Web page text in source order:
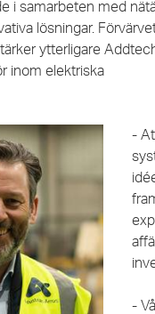
i samarbeten med
lösningar.
ytterligare
inom elektriska
-
-